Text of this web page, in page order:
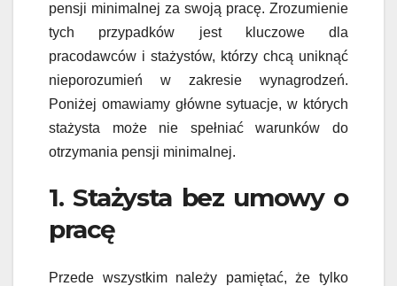
pensji minimalnej za swoją pracę. Zrozumienie
tych przypadków jest kluczowe dla
pracodawców i stażystów, którzy chcą uniknąć
nieporozumień w zakresie wynagrodzeń.
Poniżej omawiamy główne sytuacje, w których
stażysta może nie spełniać warunków do
otrzymania pensji minimalnej.
1. Stażysta bez umowy o
pracę
Przede wszystkim należy pamiętać, że tylko